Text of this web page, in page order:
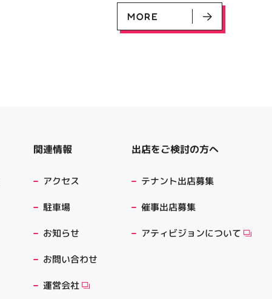
MORE
関連情報
アクセス
駐車場
お知らせ
お問い合わせ
運営会社
出店をご検討の方へ
テナント出店募集
催事出店募集
アティビジョンについて